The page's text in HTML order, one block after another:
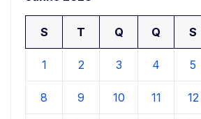
S T Q Q S
1 2 3 4 5
8 9 10 11 12